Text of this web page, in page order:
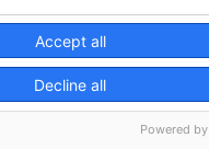
Accept all
Decline all
Powered by